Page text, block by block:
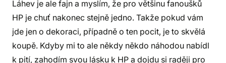
Láhev je ale fajn a myslím, že pro většinu fanoušků
HP je chuť nakonec stejně jedno. Takže pokud vám
jde jen o dekoraci, případně o ten pocit, je to skvělá
koupě. Kdyby mi to ale někdy někdo náhodou nabídl
k pití, zahodím svou lásku k HP a dojdu si raději pro